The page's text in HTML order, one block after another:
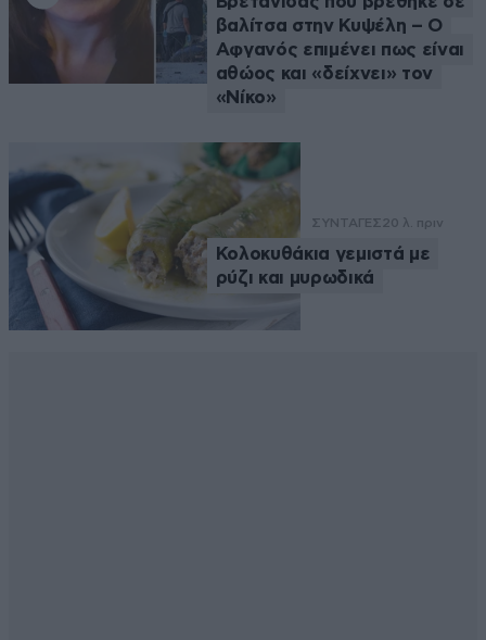
βαλίτσα στην Κυψέλη – Ο
Αφγανός επιμένει πως είναι
αθώος και «δείχνει» τον
«Νίκο»
ΣΥΝΤΑΓΕΣ20 λ. πριν
Κολοκυθάκια γεμιστά με
ρύζι και μυρωδικά